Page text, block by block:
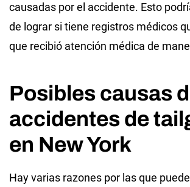
causadas por el accidente. Esto
de lograr si tiene registros médicos
que recibió atención médica de
Posibles causas
accidentes de
en New York
Hay varias razones por las que